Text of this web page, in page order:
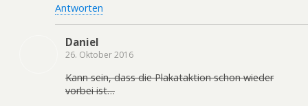
Antworten
Daniel
26. Oktober 2016
Kann sein, dass die Plakataktion schon wieder
vorbei ist…